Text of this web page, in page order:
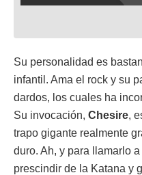
Su personalidad es
infantil. Ama el rock y su
dardos, los cuales ha
Su invocación, Chesire,
trapo gigante realmente
duro. Ah, y para llamarlo
prescindir de la Katana y